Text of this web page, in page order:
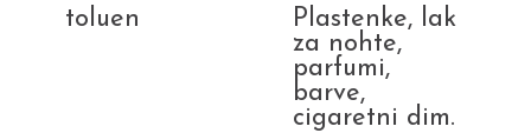
toluen
Plastenke, lak
za nohte,
parfumi,
barve,
cigaretni dim.